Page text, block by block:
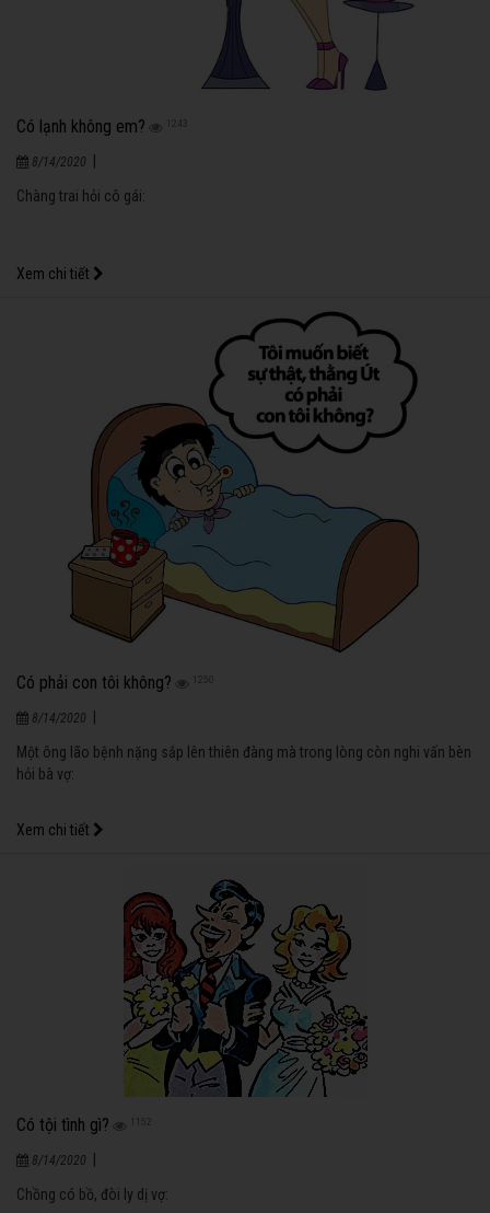
Có lạnh không em? 1243
8/14/2020
Chàng trai hỏi cô gái:
Xem chi tiết
Có phải con tôi không?
8/14/2020 |
Một ông lão bệnh nặng sắp lên thiên đàng mà trong lòng còn nghi vấn bèn
hỏi bà vợ:
Xem chi tiết
Có tội tình gì?
8/14/2020 |
Chồng có bồ, đòi ly dị vợ: